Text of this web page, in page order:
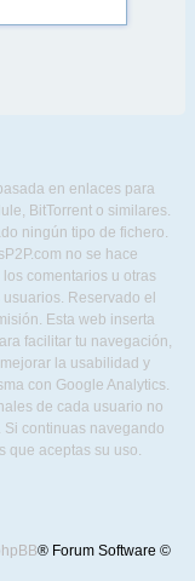
en enlaces para
BitTorrent o similares.
ningún tipo de fichero.
no se hace
comentarios u otras
Reservado el
Esta web inserta
facilitar tu navegación,
la usabilidad y
con Google Analytics.
de cada usuario no
Si continuas navegando
que aceptas su uso.
® Forum Software ©